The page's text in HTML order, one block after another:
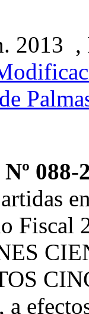
2013
088-
Fiscal